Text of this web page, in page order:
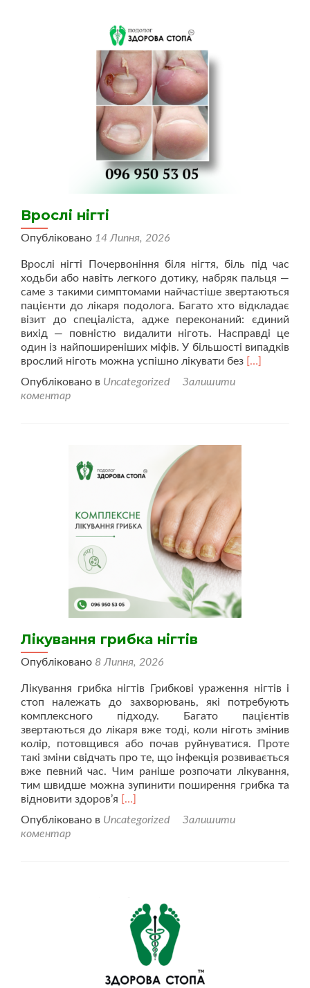
колін?
Врослі нігті
Опубліковано 14 Липня, 2026
Врослі нігті Почервоніння біля нігтя, біль під час
ходьби або навіть легкого дотику, набряк пальця —
саме з такими симптомами найчастіше звертаються
пацієнти до лікаря подолога. Багато хто відкладає
візит до спеціаліста, адже переконаний: єдиний
вихід — повністю видалити ніготь. Насправді це
один із найпоширеніших міфів. У більшості випадків
врослий ніготь можна успішно лікувати без Читати
[…]
Опубліковано в Uncategorized
Залишити
коментар
Лікування грибка нігтів
Опубліковано 8 Липня, 2026
Лікування грибка нігтів Грибкові ураження нігтів і
стоп належать до захворювань, які потребують
комплексного підходу. Багато пацієнтів
звертаються до лікаря вже тоді, коли ніготь змінив
колір, потовщився або почав руйнуватися. Проте
такі зміни свідчать про те, що інфекція розвивається
вже певний час. Чим раніше розпочати лікування,
тим швидше можна зупинити поширення грибка та
відновити здоров’я Читати
проЛікування
[…]
Опубліковано в Uncategorized
Залишити
коментар